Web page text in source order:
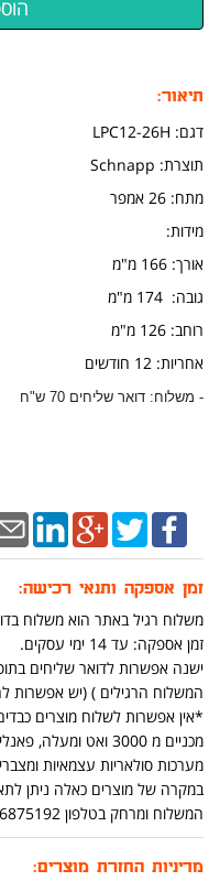
תיאור:
דגם: LPC12-26H
תוצרת: Schnapp
מתח: 26 אמפר
מידות:
אורך: 166 מ"מ
גובה: 174 מ"מ
​רוחב: 126 מ"מ
אחריות: 12 חודשים
- משלוח: דואר שליחים 70 ש"ח
זמן אספקה ותנאי רכישה:
משלוח רגיל באתר הוא משלוח
זמן אספקה: עד 14 ימי עסקים.
המשלוח הרגילים ) (יש אפשרות
*אין אפשרות לשלוח מוצרים
מערכות סולאריות עצמאיות ומצברים
במקרה של מוצרים כאלה ניתן
המשלוח ומרחק בטלפון 0556875192
מדיניות החזרת מוצרים: